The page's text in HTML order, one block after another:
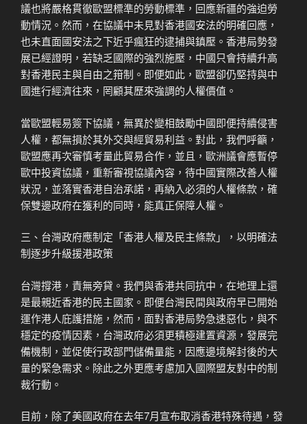
議也將嚴格貫徹歐盟標準的勞動標準，回應新疆的強迫勞
動情況。然而，在協議中未見對香港國安法的明確回應，
也未直面國安法之下近乎瘋狂的逮捕與鎮壓。香港局勢發
展已經證明，若缺乏國際的強烈施壓，中國只會持續升高
對香港民主與自由之箝制。即便如此，歐盟卻仍堅持與中
國進行經濟往來，罔顧其歷來強調的人權價值。
當歐盟輕易簽下協議，無異於變相鼓勵中國即便持續侵害
人權，都無損於其外交與經貿易利益。對此，我們呼籲，
歐盟應再次審慎考量此貿易合作，並且，歐洲議會應暫停
歐中投資協議，重新審視協議內容，待中國實際改善人權
狀況，並落實香港自治承諾，再納入必須的人權條款，確
保雙邊政府在獲利的同時，能真正保障人權。
三、台灣政府應制定「香港人權及民主條款」，以明確法
制逐步升級援港政策
台灣撐港，責無旁貸。我們與香港共同抗中，在地理上還
是最親近香港的民主國家。即便台灣民間與政府早已開始
運作港人庇護措施，然而，面對香港局勢急速惡化，與不
穩定的疫情因素，台灣政府必須更積極建置資源，發展完
備機制，並促使行政部門儲備量能，因應邊境解封後的大
量的緊急需求。除此之外更應考慮加入國際盟友對中的制
裁行動。
目前，除了美國政府在去年7月宣布取消香港特殊待遇，發